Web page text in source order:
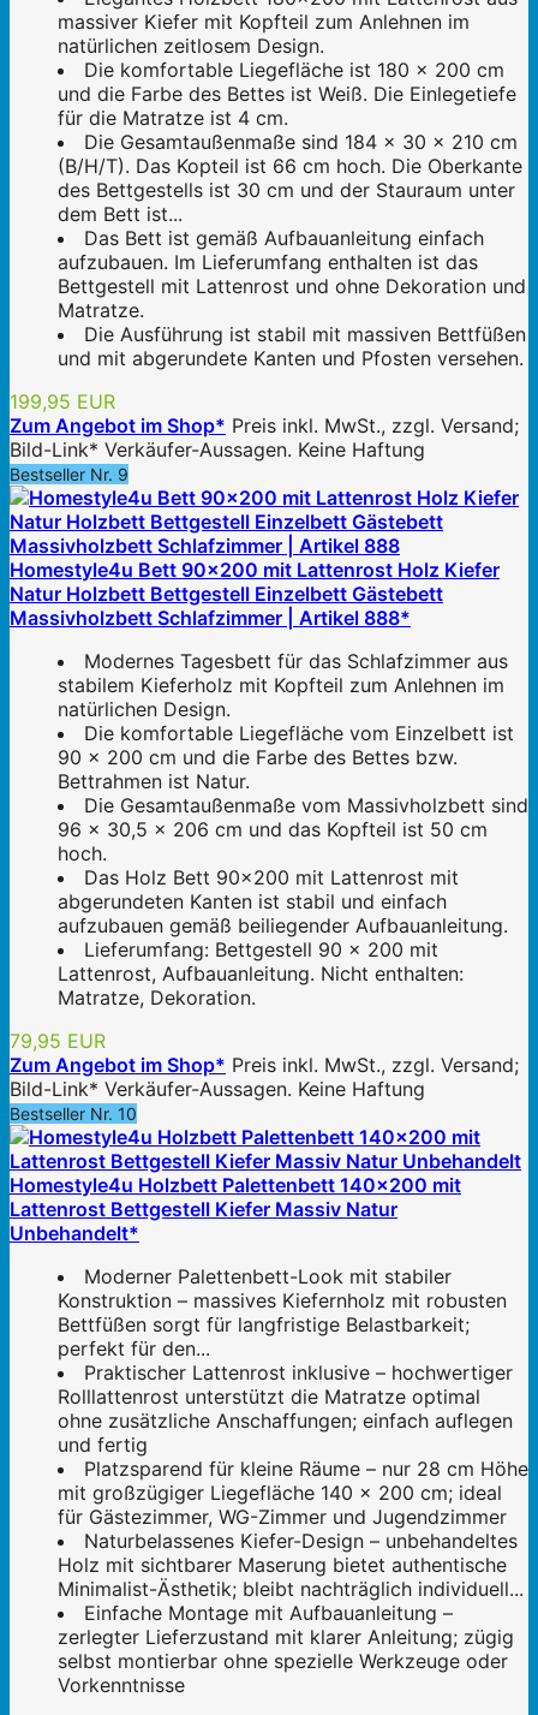
massiver Kiefer mit Kopfteil zum Anlehnen im
natürlichen zeitlosem Design.
Die komfortable Liegefläche ist 180 x 200 cm
und die Farbe des Bettes ist Weiß. Die Einlegetiefe
für die Matratze ist 4 cm.
Die Gesamtaußenmaße sind 184 x 30 x 210 cm
(B/H/T). Das Kopteil ist 66 cm hoch. Die Oberkante
des Bettgestells ist 30 cm und der Stauraum unter
dem Bett ist...
Das Bett ist gemäß Aufbauanleitung einfach
aufzubauen. Im Lieferumfang enthalten ist das
Bettgestell mit Lattenrost und ohne Dekoration und
Matratze.
Die Ausführung ist stabil mit massiven Bettfüßen
und mit abgerundete Kanten und Pfosten versehen.
199,95 EUR
Zum Angebot im Shop* Preis inkl. MwSt., zzgl. Versand;
Bild-Link* Verkäufer-Aussagen. Keine Haftung
Bestseller Nr. 9
Homestyle4u Bett 90x200 mit Lattenrost Holz Kiefer
Natur Holzbett Bettgestell Einzelbett Gästebett
Massivholzbett Schlafzimmer | Artikel 888*
Modernes Tagesbett für das Schlafzimmer aus
stabilem Kieferholz mit Kopfteil zum Anlehnen im
natürlichen Design.
Die komfortable Liegefläche vom Einzelbett ist
90 x 200 cm und die Farbe des Bettes bzw.
Bettrahmen ist Natur.
Die Gesamtaußenmaße vom Massivholzbett sind
96 x 30,5 x 206 cm und das Kopfteil ist 50 cm
hoch.
Das Holz Bett 90x200 mit Lattenrost mit
abgerundeten Kanten ist stabil und einfach
aufzubauen gemäß beiliegender Aufbauanleitung.
Lieferumfang: Bettgestell 90 x 200 mit
Lattenrost, Aufbauanleitung. Nicht enthalten:
Matratze, Dekoration.
79,95 EUR
Zum Angebot im Shop* Preis inkl. MwSt., zzgl. Versand;
Bild-Link* Verkäufer-Aussagen. Keine Haftung
Bestseller Nr. 10
Homestyle4u Holzbett Palettenbett 140x200 mit
Lattenrost Bettgestell Kiefer Massiv Natur
Unbehandelt*
Moderner Palettenbett-Look mit stabiler
Konstruktion – massives Kiefernholz mit robusten
Bettfüßen sorgt für langfristige Belastbarkeit;
perfekt für den...
Praktischer Lattenrost inklusive – hochwertiger
Rolllattenrost unterstützt die Matratze optimal
ohne zusätzliche Anschaffungen; einfach auflegen
und fertig
Platzsparend für kleine Räume – nur 28 cm Höhe
mit großzügiger Liegefläche 140 x 200 cm; ideal
für Gästezimmer, WG-Zimmer und Jugendzimmer
Naturbelassenes Kiefer-Design – unbehandeltes
Holz mit sichtbarer Maserung bietet authentische
Minimalist-Ästhetik; bleibt nachträglich individuell...
Einfache Montage mit Aufbauanleitung –
zerlegter Lieferzustand mit klarer Anleitung; zügig
selbst montierbar ohne spezielle Werkzeuge oder
Vorkenntnisse